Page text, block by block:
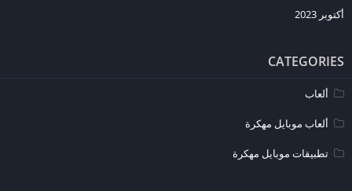
وتحديث البيانات.
ما هي المواصفات المطلوبة لتشغيل Escape From Tarkov على الجوال؟
أكتوبر 2023
CATEGORIES
ألعاب
ألعاب موبايل مهكرة
تطبيقات موبايل مهكرة